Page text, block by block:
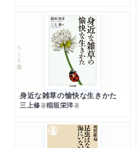
ちくま文庫
身近な雑草の愉快な生きかた
三上修著稲垣栄洋著